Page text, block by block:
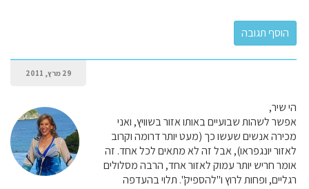
29 מרץ, 2011
הי שיר,
אפשר לשהות שבועיים באותו אזור בשוויץ, ואני
מכירה אנשים שעשו כך (מעט יותר דרומה וקרוב
לאזור יונגפראו), אבל זה לא מתאים לכל אחד. זה
אומר חריש יותר עמוק לאזור אחד, הרבה מסלולים
רגליים, ופחות לרוץ ו"להספיק". תלוי בהעדפה